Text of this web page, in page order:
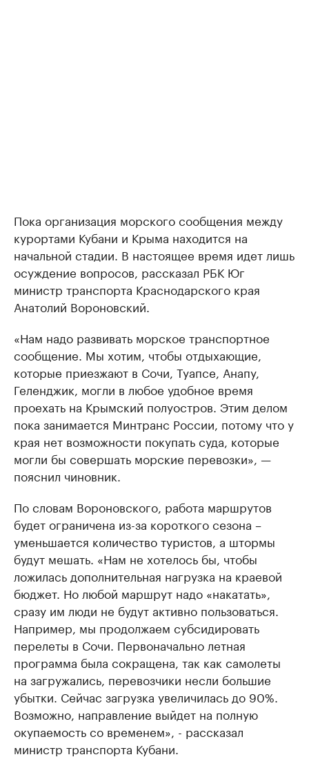
Пока организация морского сообщения между
курортами Кубани и Крыма находится на
начальной стадии. В настоящее время идет лишь
осуждение вопросов, рассказал РБК Юг
министр транспорта Краснодарского края
Анатолий Вороновский.
«Нам надо развивать морское транспортное
сообщение. Мы хотим, чтобы отдыхающие,
которые приезжают в Сочи, Туапсе, Анапу,
Геленджик, могли в любое удобное время
проехать на Крымский полуостров. Этим делом
пока занимается Минтранс России, потому что у
края нет возможности покупать суда, которые
могли бы совершать морские перевозки», —
пояснил чиновник.
По словам Вороновского, работа маршрутов
будет ограничена из-за короткого сезона –
уменьшается количество туристов, а штормы
будут мешать. «Нам не хотелось бы, чтобы
ложилась дополнительная нагрузка на краевой
бюджет. Но любой маршрут надо «накатать»,
сразу им люди не будут активно пользоваться.
Например, мы продолжаем субсидировать
перелеты в Сочи. Первоначально летная
программа была сокращена, так как самолеты
на загружались, перевозчики несли большие
убытки. Сейчас загрузка увеличилась до 90%.
Возможно, направление выйдет на полную
окупаемость со временем», - рассказал
министр транспорта Кубани.